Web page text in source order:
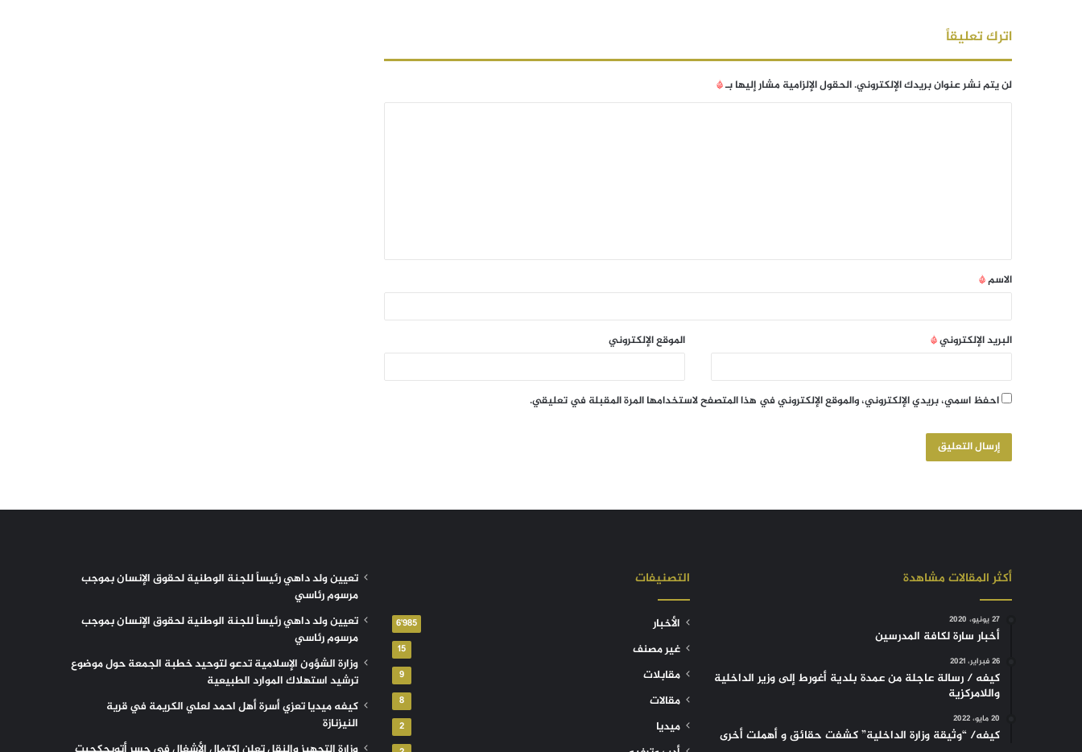
اترك تعليقاً
لن يتم نشر عنوان بريدك الإلكتروني.الحقول الإلزامية مشار إليها بـ*
الاسم*
البريد الإلكتروني* الموقع الإلكتروني
احفظ اسمي، بريدي الإلكتروني، والموقع الإلكتروني في هذا المتصفح لاستخدامها المرة المقبلة في تعليقي.
أكثر المقالات مشاهدة
27 يونيو، 2020
أخبار سارة لكافة المدرسين
26 فبراير، 2021
كيفه / رسالة عاجلة من عمدة بلدية أغورط إلى وزير الداخلية
واللامركزية
20 مايو، 2022
كيفه/ “وثيقة وزارة الداخلية” كشفت حقائق و أهملت أخرى
التصنيفات
الأخبار 6٬985
غير مصنف 15
مقابلات 9
مقالات 8
ميديا 2
تعيين ولد داهي رئيساً للجنة الوطنية لحقوق الإنسان بموجب
مرسوم رئاسي
تعيين ولد داهي رئيساً للجنة الوطنية لحقوق الإنسان بموجب
مرسوم رئاسي
وزارة الشؤون الإسلامية تدعو لتوحيد خطبة الجمعة حول موضوع
ترشيد استهلاك الموارد الطبيعية
كيفه ميديا تعزي أسرة أهل احمد لعلي الكريمة في قرية
النيزنازة